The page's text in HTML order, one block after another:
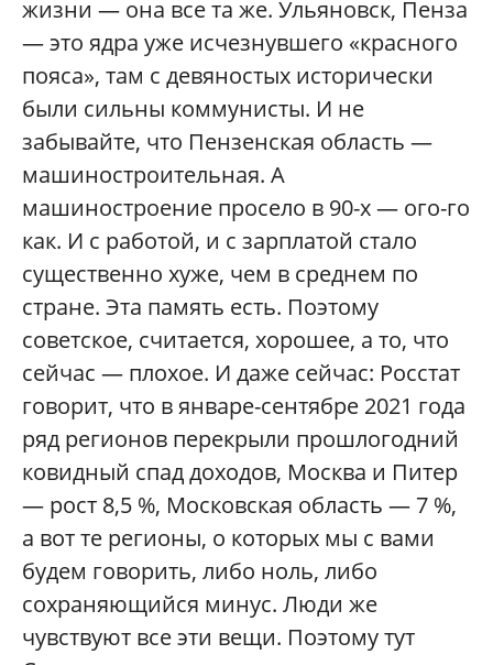
жизни — она все та же. Ульяновск, Пенза
— это ядра уже исчезнувшего «красного
пояса», там с девяностых исторически
были сильны коммунисты. И не
забывайте, что Пензенская область —
машиностроительная. А
машиностроение просело в 90-х — ого-го
как. И с работой, и с зарплатой стало
существенно хуже, чем в среднем по
стране. Эта память есть. Поэтому
советское, считается, хорошее, а то, что
сейчас — плохое. И даже сейчас: Росстат
говорит, что в январе-сентябре 2021 года
ряд регионов перекрыли прошлогодний
ковидный спад доходов, Москва и Питер
— рост 8,5 %, Московская область — 7 %,
а вот те регионы, о которых мы с вами
будем говорить, либо ноль, либо
сохраняющийся минус. Люди же
чувствуют все эти вещи. Поэтому тут